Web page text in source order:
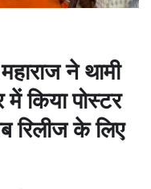
ने थामी
में किया पोस्टर
रिलीज के लिए